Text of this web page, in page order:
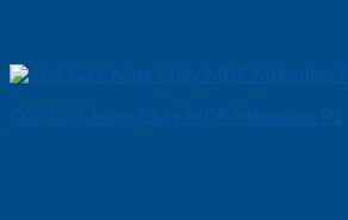
Cửa Gỗ Chống Cháy MDF Melamine P1